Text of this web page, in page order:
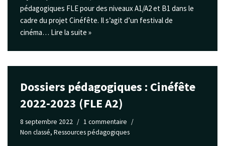
pédagogiques FLE pour des niveaux A1/A2 et B1 dans le
cadre du projet Cinéfête. Il s’agit d’un festival de
cinéma… Lire la suite »
Dossiers pédagogiques : Cinéfête
2022-2023 (FLE A2)
8 septembre 2022
1 commentaire
Non classé, Ressources pédagogiques